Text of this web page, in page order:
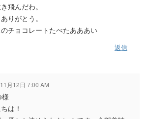
飛んだわ。
りがとう。
チョコレートたべたあああい
返信
月12日 7:00 AM
は！